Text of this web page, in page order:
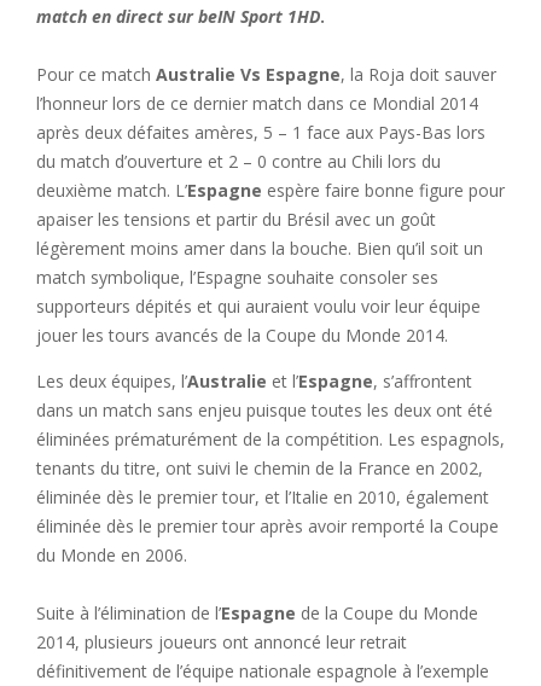
match en direct sur beIN Sport 1HD.
Pour ce match Australie Vs Espagne, la Roja doit sauver
l’honneur lors de ce dernier match dans ce Mondial 2014
après deux défaites amères, 5 – 1 face aux Pays-Bas lors
du match d’ouverture et 2 – 0 contre au Chili lors du
deuxième match. L’Espagne espère faire bonne figure pour
apaiser les tensions et partir du Brésil avec un goût
légèrement moins amer dans la bouche. Bien qu’il soit un
match symbolique, l’Espagne souhaite consoler ses
supporteurs dépités et qui auraient voulu voir leur équipe
jouer les tours avancés de la Coupe du Monde 2014.
Les deux équipes, l’Australie et l’Espagne, s’affrontent
dans un match sans enjeu puisque toutes les deux ont été
éliminées prématurément de la compétition. Les espagnols,
tenants du titre, ont suivi le chemin de la France en 2002,
éliminée dès le premier tour, et l’Italie en 2010, également
éliminée dès le premier tour après avoir remporté la Coupe
du Monde en 2006.
Suite à l’élimination de l’Espagne de la Coupe du Monde
2014, plusieurs joueurs ont annoncé leur retrait
définitivement de l’équipe nationale espagnole à l’exemple